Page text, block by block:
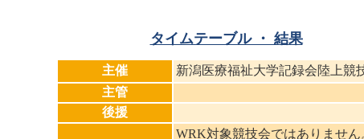
タイムテーブル ・ 結果
主催
新潟医療福祉大学記録会陸上競
主管
後援
WRK対象競技会ではありませ